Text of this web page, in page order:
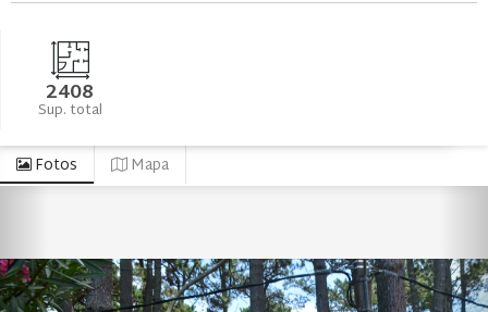
2408
Sup. total
Fotos Mapa